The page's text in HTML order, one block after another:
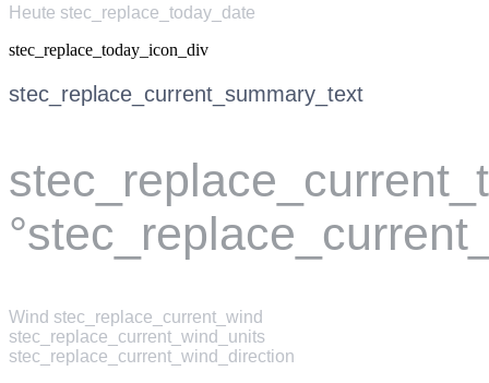
Heute stec_replace_today_date
stec_replace_today_icon_div
stec_replace_current_summary_text
Wind stec_replace_current_wind
stec_replace_current_wind_units
stec_replace_current_wind_direction